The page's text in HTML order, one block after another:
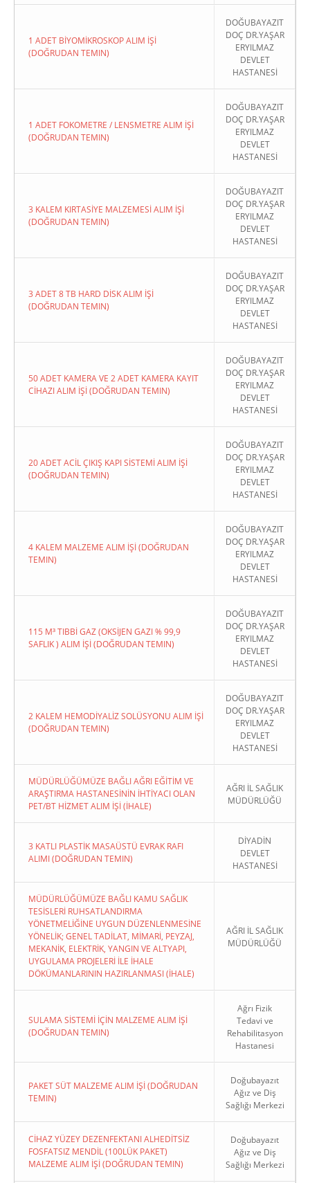
1 ADET BİYOMİKROSKOP ALIM İŞİ
(DOĞRUDAN TEMIN)
DOĞUBAYAZIT
DOÇ DR.YAŞAR
ERYILMAZ
DEVLET
HASTANESİ
1 ADET FOKOMETRE / LENSMETRE ALIM İŞİ
(DOĞRUDAN TEMIN)
DOĞUBAYAZIT
DOÇ DR.YAŞAR
ERYILMAZ
DEVLET
HASTANESİ
3 KALEM KIRTASİYE MALZEMESİ ALIM İŞİ
(DOĞRUDAN TEMIN)
DOĞUBAYAZIT
DOÇ DR.YAŞAR
ERYILMAZ
DEVLET
HASTANESİ
3 ADET 8 TB HARD DİSK ALIM İŞİ
(DOĞRUDAN TEMIN)
DOĞUBAYAZIT
DOÇ DR.YAŞAR
ERYILMAZ
DEVLET
HASTANESİ
50 ADET KAMERA VE 2 ADET KAMERA KAYIT
CİHAZI ALIM İŞİ (DOĞRUDAN TEMIN)
DOĞUBAYAZIT
DOÇ DR.YAŞAR
ERYILMAZ
DEVLET
HASTANESİ
20 ADET ACİL ÇIKIŞ KAPI SİSTEMİ ALIM İŞİ
(DOĞRUDAN TEMIN)
DOĞUBAYAZIT
DOÇ DR.YAŞAR
ERYILMAZ
DEVLET
HASTANESİ
4 KALEM MALZEME ALIM İŞİ (DOĞRUDAN
TEMIN)
DOĞUBAYAZIT
DOÇ DR.YAŞAR
ERYILMAZ
DEVLET
HASTANESİ
115 M³ TIBBİ GAZ (OKSİJEN GAZI % 99,9
SAFLIK ) ALIM İŞİ (DOĞRUDAN TEMIN)
DOĞUBAYAZIT
DOÇ DR.YAŞAR
ERYILMAZ
DEVLET
HASTANESİ
2 KALEM HEMODİYALİZ SOLÜSYONU ALIM İŞİ
(DOĞRUDAN TEMIN)
DOĞUBAYAZIT
DOÇ DR.YAŞAR
ERYILMAZ
DEVLET
HASTANESİ
MÜDÜRLÜĞÜMÜZE BAĞLI AĞRI EĞİTİM VE
ARAŞTIRMA HASTANESİNİN İHTİYACI OLAN
PET/BT HİZMET ALIM İŞİ (İHALE)
AĞRI İL SAĞLIK
MÜDÜRLÜĞÜ
3 KATLI PLASTİK MASAÜSTÜ EVRAK RAFI
ALIMI (DOĞRUDAN TEMIN)
DİYADİN
DEVLET
HASTANESİ
MÜDÜRLÜĞÜMÜZE BAĞLI KAMU SAĞLIK
TESİSLERİ RUHSATLANDIRMA
YÖNETMELİĞİNE UYGUN DÜZENLENMESİNE
YÖNELİK; GENEL TADİLAT, MİMARİ, PEYZAJ,
MEKANİK, ELEKTRİK, YANGIN VE ALTYAPI,
UYGULAMA PROJELERİ İLE İHALE
DÖKÜMANLARININ HAZIRLANMASI (İHALE)
AĞRI İL SAĞLIK
MÜDÜRLÜĞÜ
SULAMA SİSTEMİ İÇİN MALZEME ALIM İŞİ
(DOĞRUDAN TEMIN)
Ağrı Fizik
Tedavi ve
Rehabilitasyon
Hastanesi
PAKET SÜT MALZEME ALIM İŞİ (DOĞRUDAN
TEMIN)
Doğubayazıt
Ağız ve Diş
Sağlığı Merkezi
CİHAZ YÜZEY DEZENFEKTANI ALHEDİTSİZ
FOSFATSIZ MENDİL (100LÜK PAKET)
MALZEME ALIM İŞİ (DOĞRUDAN TEMIN)
Doğubayazıt
Ağız ve Diş
Sağlığı Merkezi